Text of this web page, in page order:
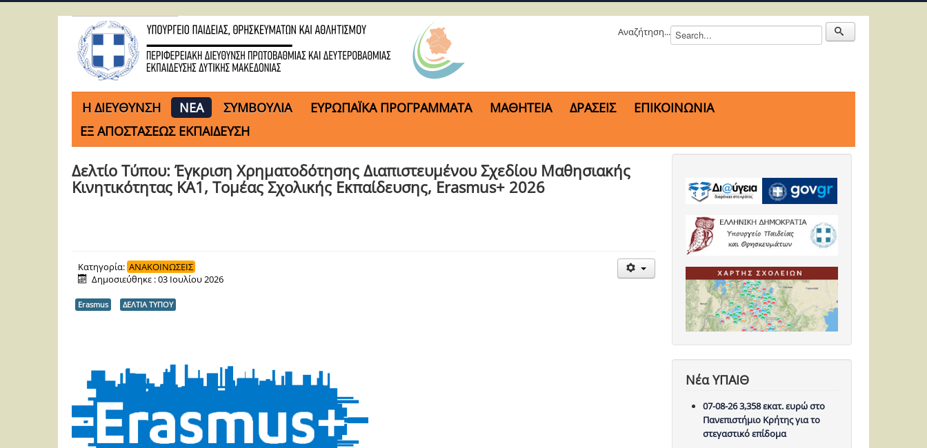
Αναζήτηση...
H ΔΙΕΥΘΥΝΣΗ ΝΕΑ ΣΥΜΒΟΥΛΙΑ ΕΥΡΩΠΑΪΚΑ ΠΡΟΓΡΑΜΜΑΤΑ ΜΑΘΗΤΕΙΑ ΔΡΑΣΕΙΣ
ΕΠΙΚΟΙΝΩΝΙΑ
ΕΞ ΑΠΟΣΤΑΣΕΩΣ ΕΚΠΑΙΔΕΥΣΗ
Δελτίο Τύπου: Έγκριση Χρηματοδότησης Διαπιστευμένου Σχεδίου Μαθησιακής
Κινητικότητας ΚΑ1, Τομέας Σχολικής Εκπαίδευσης, Erasmus+ 2026
Κατηγορία: ΑΝΑΚΟΙΝΩΣΕΙΣ
Δημοσιεύθηκε : 03 Ιουλίου 2026
Erasmus ΔΕΛΤΙΑ ΤΥΠΟΥ
Νέα ΥΠΑΙΘ
07-08-26 3,358 εκατ. ευρώ στο
Πανεπιστήμιο Κρήτης για το
στεγαστικό επίδομα